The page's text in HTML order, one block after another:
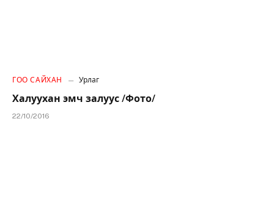
ГОО САЙХАН Урлаг
Халуухан эмч залуус /Фото/
22/10/2016